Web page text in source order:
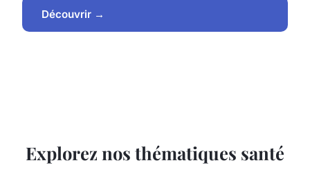
Découvrir →
Explorez nos thématiques santé